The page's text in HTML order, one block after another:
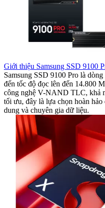
Giới thiệu Samsung SSD 9100
Samsung SSD 9100 Pro là
đến tốc độ đọc lên đến 14.800
công nghệ V-NAND TLC, khả
tối ưu, đây là lựa chọn hoàn hảo
dung và chuyên gia dữ liệu.